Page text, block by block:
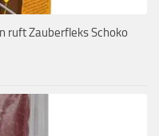
ruft Zauberfleks Schoko